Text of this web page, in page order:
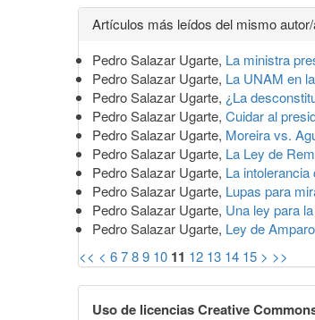
Detalles
del
artículo
Artículos más leídos del mismo
Pedro Salazar Ugarte, La ministra
Pedro Salazar Ugarte, La UNAM en
Pedro Salazar Ugarte, ¿La
Pedro Salazar Ugarte, Cuidar al
Pedro Salazar Ugarte, Moreira vs.
Pedro Salazar Ugarte, La Ley de
Pedro Salazar Ugarte, La
Pedro Salazar Ugarte, Lupas para
Pedro Salazar Ugarte, Una ley para
Pedro Salazar Ugarte, Ley de
<< < 6789 10 11 12 13 14 15 > >>
Uso de licencias Creative